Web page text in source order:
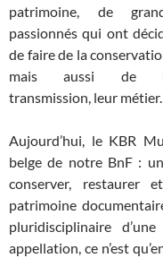
patrimoine, de
passionnés qui ont
de faire de la
mais aussi de
transmission, leur métier.
Aujourd’hui, le KBR
belge de notre BnF :
conserver, restaurer
patrimoine
pluridisciplinaire
appellation, ce n’est